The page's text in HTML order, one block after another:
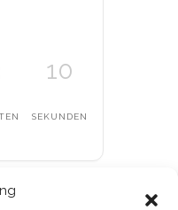
10
SEKUNDEN